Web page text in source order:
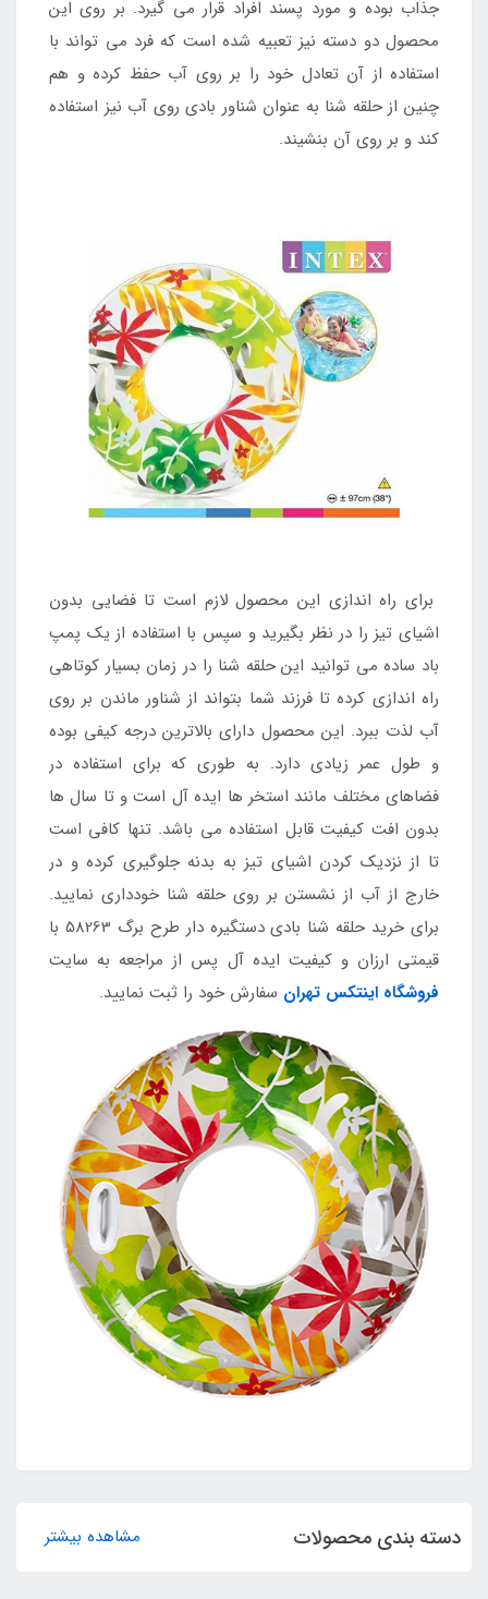
جذاب بوده و مورد پسند افراد قرار می گیرد. بر روی این
محصول دو دسته نیز تعبیه شده است که فرد می تواند با
استفاده از آن تعادل خود را بر روی آب حفظ کرده و هم
چنین از حلقه شنا به عنوان شناور بادی روی آب نیز استفاده
کند و بر روی آن بنشیند.
برای راه اندازی این محصول لازم است تا فضایی بدون
اشیای تیز را در نظر بگیرید و سپس با استفاده از یک پمپ
باد ساده می توانید این حلقه شنا را در زمان بسیار کوتاهی
راه اندازی کرده تا فرزند شما بتواند از شناور ماندن بر روی
آب لذت ببرد. این محصول دارای بالاترین درجه کیفی بوده
و طول عمر زیادی دارد. به طوری که برای استفاده در
فضاهای مختلف مانند استخر ها ایده آل است و تا سال ها
بدون افت کیفیت قابل استفاده می باشد. تنها کافی است
تا از نزدیک کردن اشیای تیز به بدنه جلوگیری کرده و در
خارج از آب از نشستن بر روی حلقه شنا خودداری نمایید.
برای خرید حلقه شنا بادی دستگیره دار طرح برگ 58263 با
قیمتی ارزان و کیفیت ایده آل پس از مراجعه به سایت
فروشگاه اینتکس تهران سفارش خود را ثبت نمایید.
دسته بندی محصولات مشاهده بیشتر